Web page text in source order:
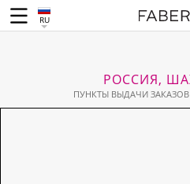
RU
РОССИЯ,
ПУНКТЫ ВЫДАЧИ